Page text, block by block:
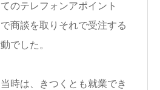
のテレフォンアポイント
商談を取りそれで受注する
でした。
時は、きつくとも就業でき